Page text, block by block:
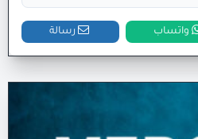
واتساب رسالة